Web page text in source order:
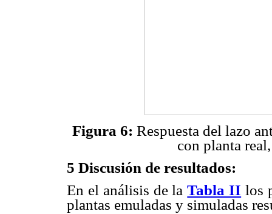
Figura 6: Respuesta del lazo
con planta
5 Discusión de resultados:
En el análisis de laTabla II los
plantas emuladas y simuladas